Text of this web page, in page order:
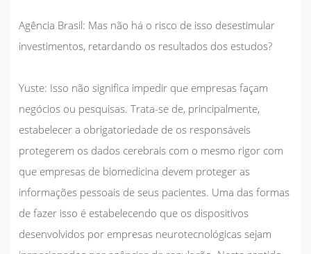
Agência Brasil: Mas não há o risco de isso desestimular
investimentos, retardando os resultados dos estudos?
Yuste: Isso não significa impedir que empresas façam
negócios ou pesquisas. Trata-se de, principalmente,
estabelecer a obrigatoriedade de os responsáveis
protegerem os dados cerebrais com o mesmo rigor com
que empresas de biomedicina devem proteger as
informações pessoais de seus pacientes. Uma das formas
de fazer isso é estabelecendo que os dispositivos
desenvolvidos por empresas neurotecnológicas sejam